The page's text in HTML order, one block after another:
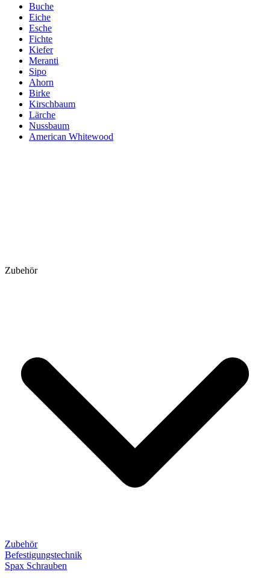
Buche
Eiche
Esche
Fichte
Kiefer
Meranti
Sipo
Ahorn
Birke
Kirschbaum
Lärche
Nussbaum
American Whitewood
Zubehör
Zubehör
Befestigungstechnik
Spax Schrauben